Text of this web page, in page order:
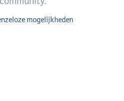
mogelijkheden